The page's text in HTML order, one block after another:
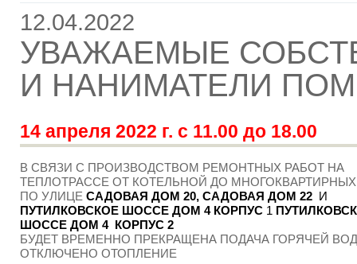
12.04.2022
УВАЖАЕМЫЕ
И НАНИМАТЕЛИ
14 апреля 2022 г. с 11.00 до 18.00
В СВЯЗИ С ПРОИЗВОДСТВОМ РЕМОНТНЫХ РАБОТ НА
ТЕПЛОТРАССЕ ОТ КОТЕЛЬНОЙ ДО
ПО УЛИЦЕ САДОВАЯ ДОМ 20, САДОВАЯ ДОМ 22
И
ПУТИЛКОВСКОЕ ШОССЕ ДОМ 4 КОРПУС 1
ШОССЕ ДОМ 4 КОРПУС 2
БУДЕТ ВРЕМЕННО ПРЕКРАЩЕНА ПОДАЧА ГОРЯЧЕЙ
ОТКЛЮЧЕНО ОТОПЛЕНИЕ